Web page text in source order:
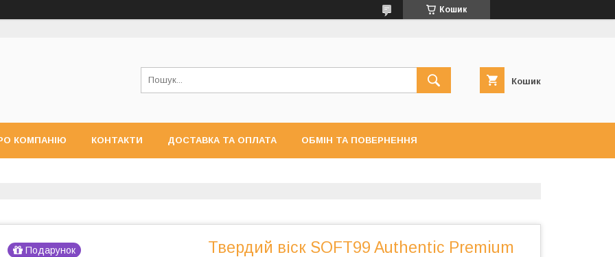
Кошик
Кошик
КОМПАНІЮ КОНТАКТИ ДОСТАВКА ТА ОПЛАТА ОБМІН ТА ПОВЕРНЕННЯ
Подарунок
Твердий віск SOFT99 Authentic Premium